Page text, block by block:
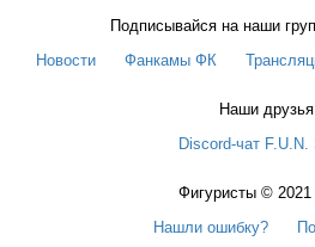
Подписывайся на наши
Новости
Фанкамы ФК
Наши
Discord-чат F.U.N.
Фигуристы © 2021
Нашли ошибку?